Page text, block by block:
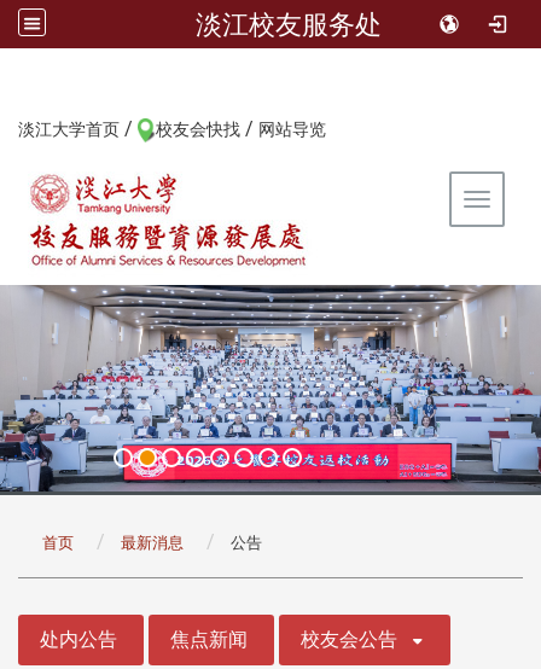
淡江校友服务处
淡江大学首页 / 校友会快找 / 网站导览
Toggle
首页 最新消息 公告
处内公告 焦点新闻 校友会公告